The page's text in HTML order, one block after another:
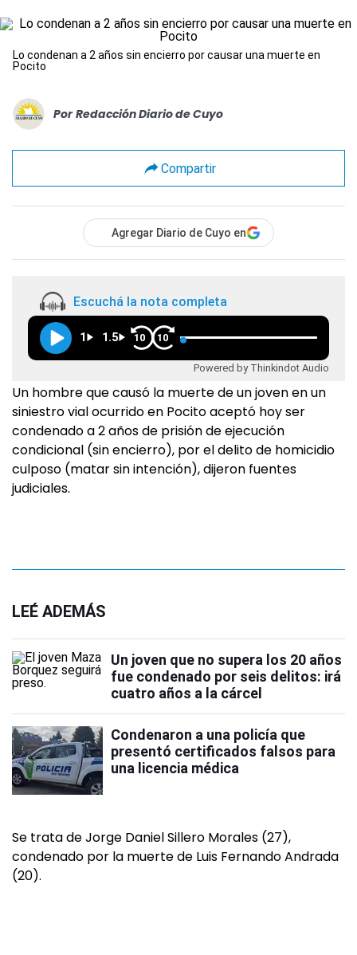
Lo condenan a 2 años sin encierro por causar una muerte en
Pocito
Por Redacción Diario de Cuyo
Compartir
Agregar Diario de Cuyo en
Escuchá la nota completa
1 1.5 10 10
Powered by Thinkindot Audio
Un hombre que causó la muerte de un joven en un
siniestro vial ocurrido en Pocito aceptó hoy ser
condenado a 2 años de prisión de ejecución
condicional (sin encierro), por el delito de homicidio
culposo (matar sin intención), dijeron fuentes
judiciales.
LEÉ ADEMÁS
Un joven que no supera los 20 años
fue condenado por seis delitos: irá
cuatro años a la cárcel
Condenaron a una policía que
presentó certificados falsos para
una licencia médica
Se trata de Jorge Daniel Sillero Morales (27),
condenado por la muerte de Luis Fernando Andrada
(20).